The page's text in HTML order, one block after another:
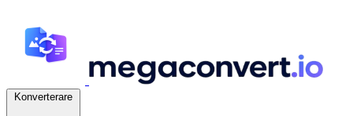
Konverterare